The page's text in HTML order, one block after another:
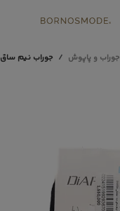
جوراب و پاپوش جوراب نیم ساق 88